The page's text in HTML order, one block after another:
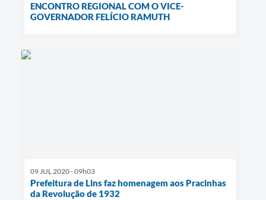
ENCONTRO REGIONAL COM O VICE-
GOVERNADOR FELÍCIO RAMUTH
09 JUL 2020 - 09h03
Prefeitura de Lins faz homenagem aos Pracinhas
da Revolução de 1932